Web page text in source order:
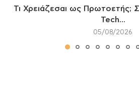
Τι Χρειάζεσαι ως Πρωτοετής;
Tech...
05/08/2026